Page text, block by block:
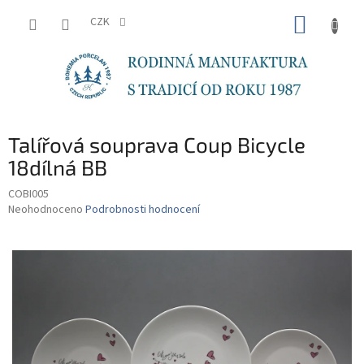
CZK
Talířová souprava Coup Bicycle
18dílná BB
COBI005
Průměrné
je
Neohodnoceno Podrobnosti hodnocení